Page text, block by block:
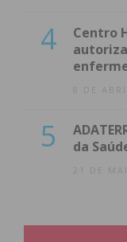
4
Centro
8 DE
5
da
21 DE